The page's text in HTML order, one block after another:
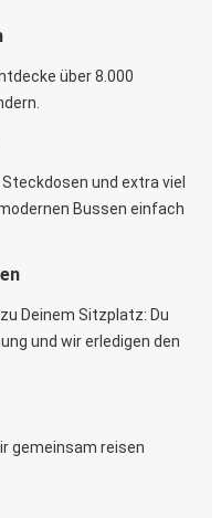
über 8.000
und extra viel
Bussen einfach
Deinem Sitzplatz: Du
und wir erledigen den
gemeinsam reisen